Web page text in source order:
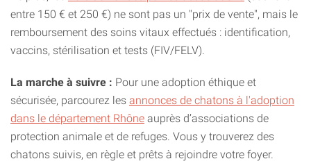
entre 150 € et 250 €) ne sont pas un "prix de vente", mais le
remboursement des soins vitaux effectués : identification,
vaccins, stérilisation et tests (FIV/FELV).
La marche à suivre : Pour une adoption éthique et
sécurisée, parcourez les annonces de chatons à l'adoption
dans le département Rhône auprès d’associations de
protection animale et de refuges. Vous y trouverez des
chatons suivis, en règle et prêts à rejoindre votre foyer.